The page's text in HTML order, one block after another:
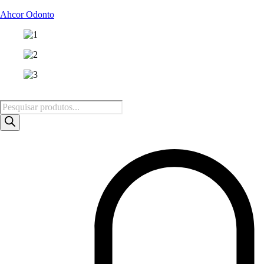
Ahcor Odonto
Pesquisar
produtos